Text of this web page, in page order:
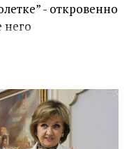
- откровенно
него